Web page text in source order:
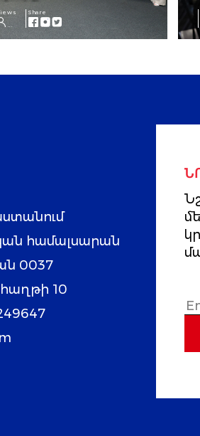
...
Share
համալսարան
0037
10